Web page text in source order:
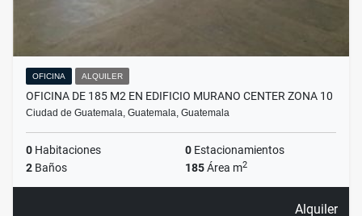
OFICINA ALQUILER
OFICINA DE 185 M2 EN EDIFICIO MURANO CENTER ZONA 10
Ciudad de Guatemala, Guatemala, Guatemala
0 Habitaciones 0 Estacionamientos
2 Baños 185Área m2
Alquiler